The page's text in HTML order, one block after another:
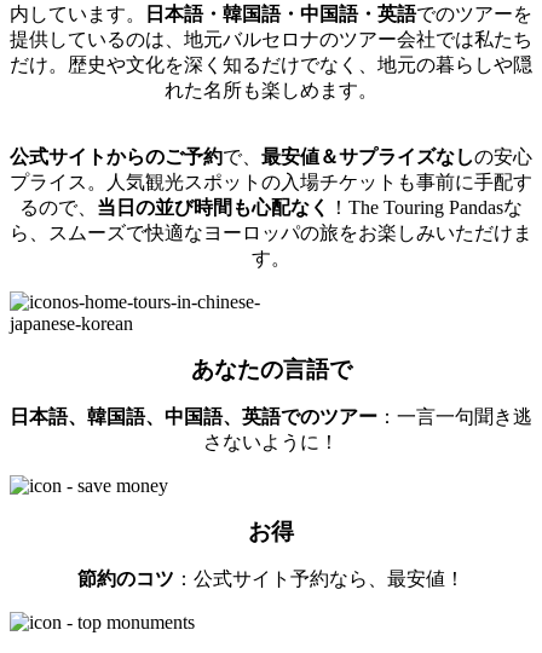
内しています。
日本語・韓国語・中国語・英語でのツアーを
提供しているのは、地元バルセロナのツアー会社では私たち
だけ。歴史や文化を深く知るだけでなく、地元の暮らしや隠
れた名所も楽しめます。
公式サイトからのご予約で、 最安値＆サプライズなしの安心
プライス。人気観光スポットの入場チケットも事前に手配す
るので、 当日の並び時間も心配なく
！The Touring Pandasな
ら、スムーズで快適なヨーロッパの旅をお楽しみいただけま
す。
あなたの言語で
日本語、韓国語、中国語、英語でのツアー ：一言一句聞き逃
さないように！
お得
節約のコツ ：公式サイト予約なら、最安値！